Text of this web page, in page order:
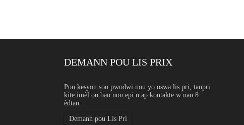
DEMANN POU LIS PRIX
Pou kesyon sou pwodwi nou yo oswa lis pri, tanpri
kite imèl ou ban nou epi n ap kontakte w nan 8
èdtan.
Demann pou Lis Pri
Sipò gwosè koutim an asye pur: Kòmande...
Entwodiksyon Sipò gwosè koutim asye pur vle di founi fèy, plak, ba, tiyo, tib,
bann, fil oswa pwofil espesyal nan dimansyon, tolerans, longè, fini oswa